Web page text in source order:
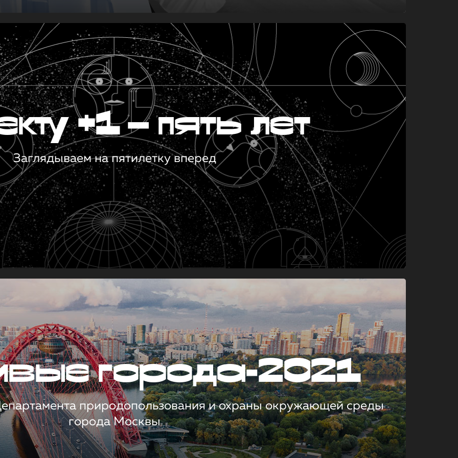
+1 — пять лет
Заглядываем на пятилетку вперед
города-2021
природопользования и охраны окружающей среды
города Москвы